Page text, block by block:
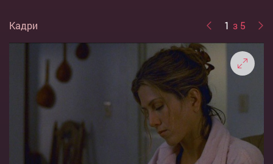
Кадри 1 з 5